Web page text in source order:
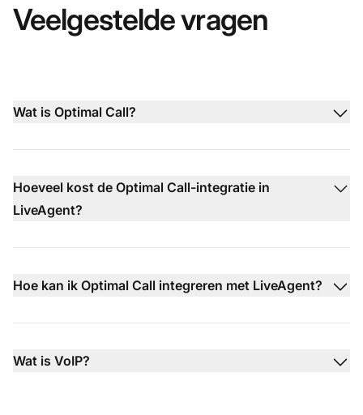
Veelgestelde vragen
Wat is Optimal Call?
Hoeveel kost de Optimal Call-integratie in
LiveAgent?
Hoe kan ik Optimal Call integreren met LiveAgent?
Wat is VoIP?